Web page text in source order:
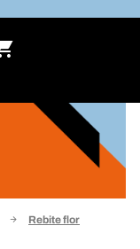
Rebite flor